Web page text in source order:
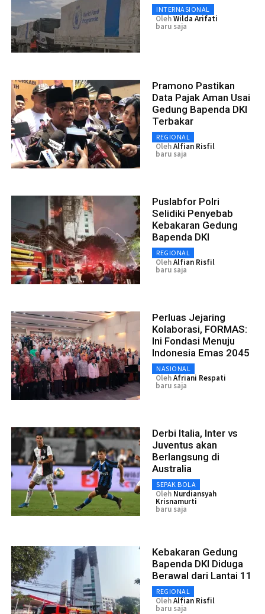
INTERNASIONAL
OlehWilda Arifati
baru saja
Pramono Pastikan
Data Pajak Aman Usai
Gedung Bapenda DKI
Terbakar
REGIONAL
OlehAlfian Risfil
baru saja
Puslabfor Polri
Selidiki Penyebab
Kebakaran Gedung
Bapenda DKI
REGIONAL
OlehAlfian Risfil
baru saja
Perluas Jejaring
Kolaborasi, FORMAS:
Ini Fondasi Menuju
Indonesia Emas 2045
NASIONAL
OlehAfriani Respati
baru saja
Derbi Italia, Inter vs
Juventus akan
Berlangsung di
Australia
SEPAK BOLA
Oleh Nurdiansyah
Krisnamurti
baru saja
Kebakaran Gedung
Bapenda DKI Diduga
Berawal dari Lantai 11
REGIONAL
OlehAlfian Risfil
baru saja